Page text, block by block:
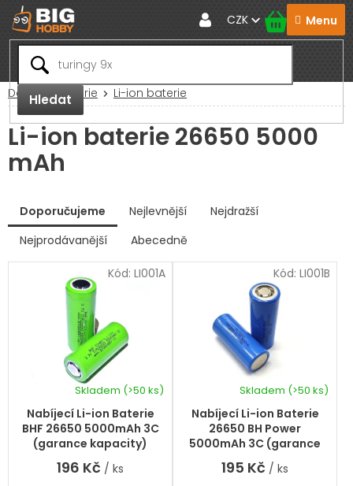
Přejít
na
obsah
Hledat
CZK
Domů Baterie Li-ion baterie
Li-ion baterie 26650 5000
mAh
a
Doporučujeme Nejlevnější
Nejdražší
Nejprodávanější
Abecedně
ý
i
Nabíjecí Li-ion Baterie
BHF 26650 5000mAh 3C
(garance kapacity)
hodnocení
produktu
Skladem (>50 ks)
196 Kč / ks
Kód: LI001A
Nabíjecí Li-ion Baterie
26650 BH Power
5000mAh 3C (garance
kapacity)
hodnocení
produktu
Skladem (>50 ks)
195 Kč / ks
Kód: LI001B